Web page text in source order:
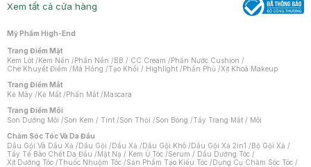
Xem tất cả cửa hàng
Mỹ Phẩm High-End
Trang Điểm Mặt
Kem Lót /Kem Nền /Phấn Nền /BB / CC Cream /Phấn Nước Cushion /
Che Khuyết Điểm /Má Hồng /Tạo Khối / Highlight /Phấn Phủ /Xịt Khoá Makeup
Trang Điểm Mắt
Kẻ Mày /Kẻ Mắt /Phấn Mắt /Mascara
Trang Điểm Môi
Son Dưỡng Môi /Son Kem / Tint /Son Thỏi /Son Bóng /Tẩy Trang Mắt / Môi
Chăm Sóc Tóc Và Da Đầu
Dầu Gội Và Dầu Xả /Dầu Gội /Dầu Xả /Dầu Gội Khô /Dầu Gội Xả 2in1 /Bộ Gội Xả /
Tẩy Tế Bào Chết Da Đầu /Mặt Nạ / Kem Ủ Tóc /Serum / Dầu Dưỡng Tóc /
Xịt Dưỡng Tóc /Thuốc Nhuộm Tóc /Sản Phẩm Tạo Kiểu Tóc /Dụng Cụ Chăm Sóc Tóc /